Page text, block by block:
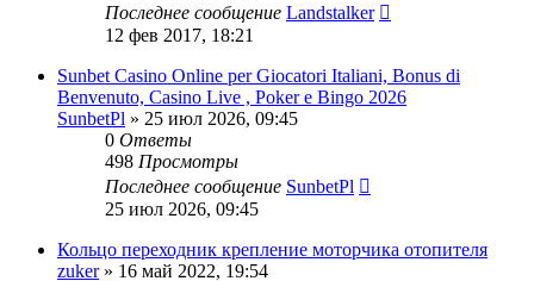
Последнее сообщение Landstalker
12 фев 2017, 18:21
Sunbet Casino Online per Giocatori Italiani, Bonus di
Benvenuto, Casino Live , Poker e Bingo 2026
SunbetPl » 25 июл 2026, 09:45
0 Ответы
498 Просмотры
Последнее сообщение SunbetPl
25 июл 2026, 09:45
Кольцо переходник крепление моторчика отопителя
zuker» 16 май 2022, 19:54